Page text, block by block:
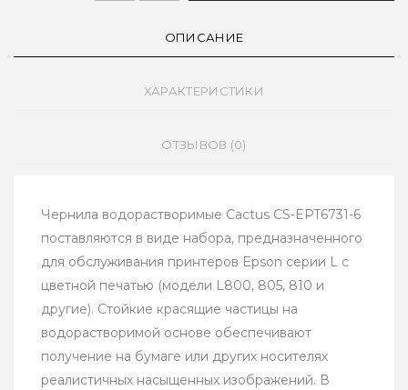
ОПИСАНИЕ
ХАРАКТЕРИСТИКИ
ОТЗЫВОВ (0)
Чернила водорастворимые Cactus CS-EPT6731-6
поставляются в виде набора, предназначенного
для обслуживания принтеров Epson серии L с
цветной печатью (модели L800, 805, 810 и
другие). Стойкие красящие частицы на
водорастворимой основе обеспечивают
получение на бумаге или других носителях
реалистичных насыщенных изображений. В